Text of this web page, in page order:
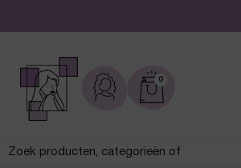
De leukste sieraden online en in
0